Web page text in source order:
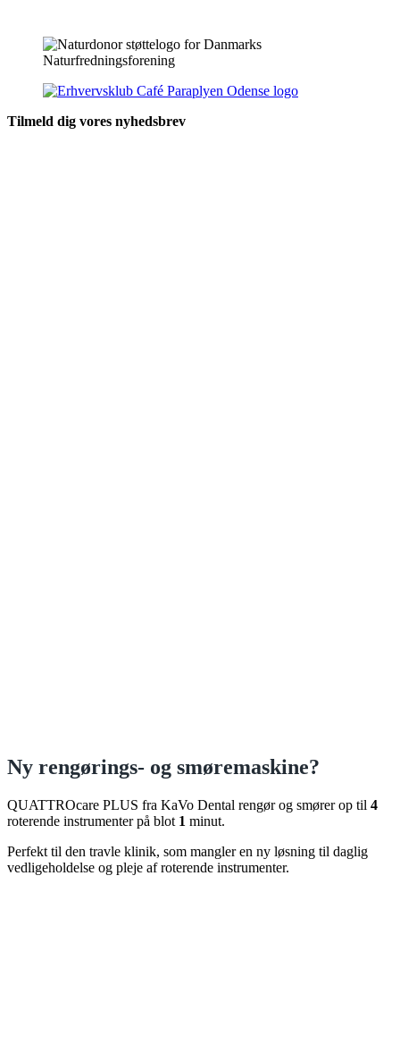
Tilmeld dig vores nyhedsbrev
Ny rengørings- og smøremaskine?
QUATTROcare PLUS fra KaVo Dental rengør og smører op til 4
roterende instrumenter på blot 1 minut.
Perfekt til den travle klinik, som mangler en ny løsning til daglig
vedligeholdelse og pleje af roterende instrumenter.